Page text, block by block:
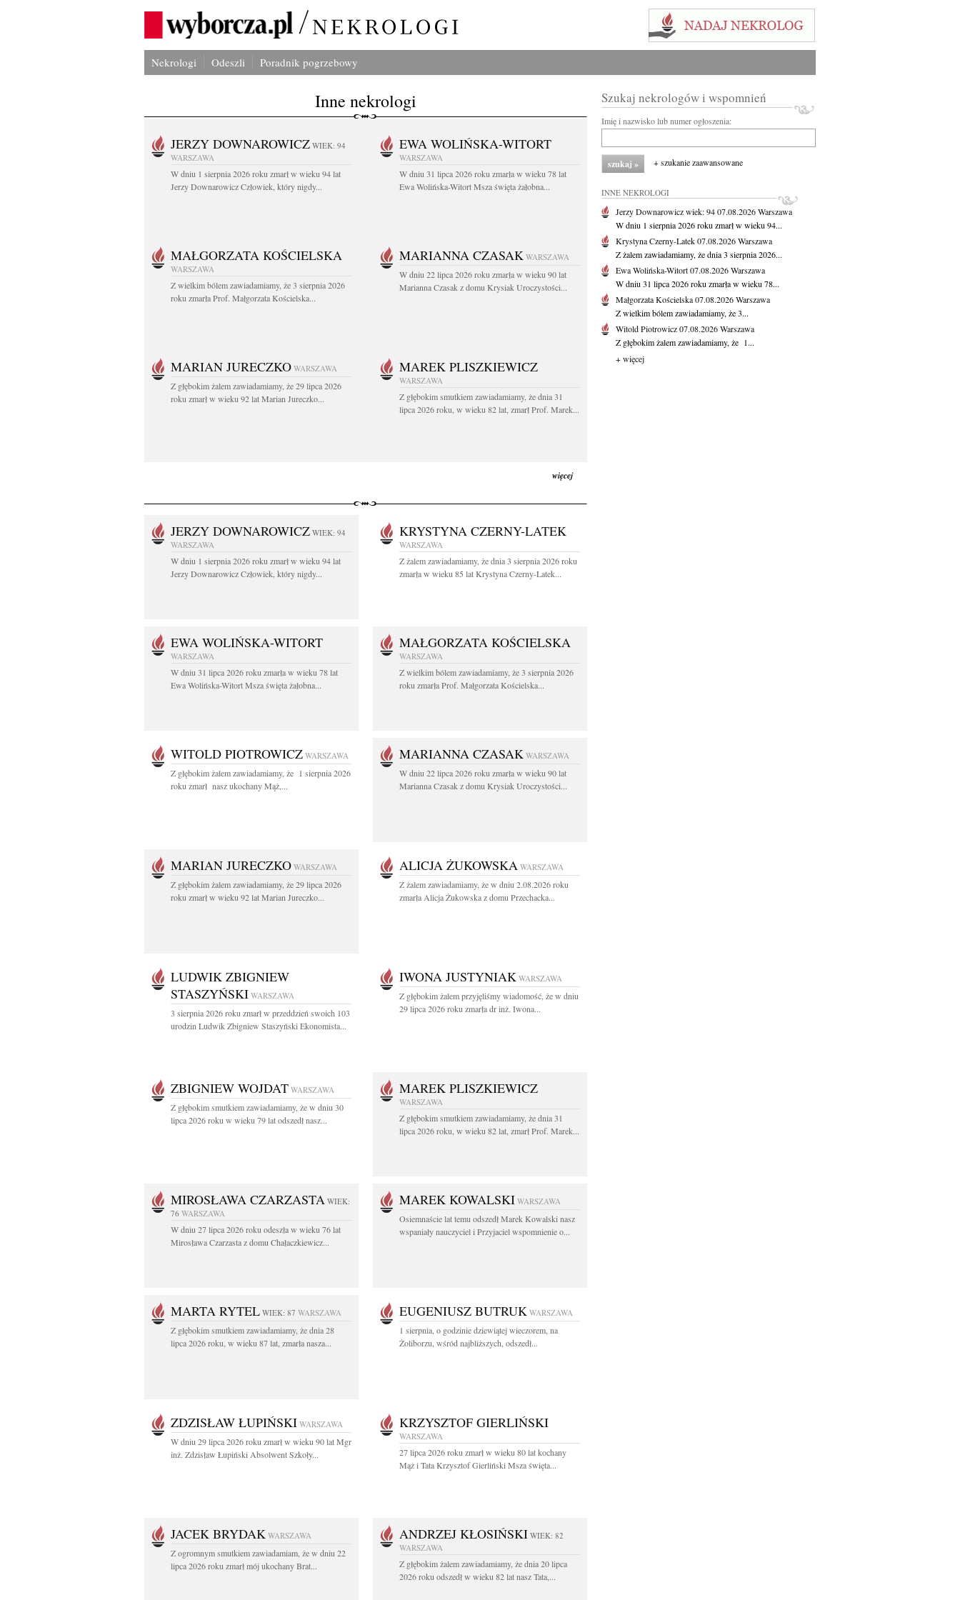
Nekrologi Odeszli Poradnik pogrzebowy
Inne nekrologi
JERZY DOWNAROWICZ WIEK: 94
WARSZAWA
W dniu 1 sierpnia 2026 roku zmarł w wieku 94 lat
Jerzy Downarowicz Człowiek, który nigdy...
EWA WOLIŃSKA-WITORT
WARSZAWA
W dniu 31 lipca 2026 roku zmarła w wieku 78 lat
Ewa Wolińska-Witort Msza święta żałobna...
MAŁGORZATA KOŚCIELSKA
WARSZAWA
Z wielkim bólem zawiadamiamy, że 3 sierpnia 2026
roku zmarła Prof. Małgorzata Kościelska...
MARIANNA CZASAK WARSZAWA
W dniu 22 lipca 2026 roku zmarła w wieku 90 lat
Marianna Czasak z domu Krysiak Uroczystości...
MARIAN JURECZKO WARSZAWA
Z głębokim żalem zawiadamiamy, że 29 lipca 2026
roku zmarł w wieku 92 lat Marian Jureczko...
MAREK PLISZKIEWICZ
WARSZAWA
Z głębokim smutkiem zawiadamiamy, że dnia 31
lipca 2026 roku, w wieku 82 lat, zmarł Prof. Marek...
więcej
JERZY DOWNAROWICZ WIEK: 94
WARSZAWA
W dniu 1 sierpnia 2026 roku zmarł w wieku 94 lat
Jerzy Downarowicz Człowiek, który nigdy...
KRYSTYNA CZERNY-LATEK
WARSZAWA
Z żalem zawiadamiamy, że dnia 3 sierpnia 2026 roku
zmarła w wieku 85 lat Krystyna Czerny-Latek...
EWA WOLIŃSKA-WITORT
WARSZAWA
W dniu 31 lipca 2026 roku zmarła w wieku 78 lat
Ewa Wolińska-Witort Msza święta żałobna...
MAŁGORZATA KOŚCIELSKA
WARSZAWA
Z wielkim bólem zawiadamiamy, że 3 sierpnia 2026
roku zmarła Prof. Małgorzata Kościelska...
WITOLD PIOTROWICZ WARSZAWA
Z głębokim żalem zawiadamiamy, że 1 sierpnia 2026
roku zmarł nasz ukochany Mąż,...
MARIANNA CZASAK WARSZAWA
W dniu 22 lipca 2026 roku zmarła w wieku 90 lat
Marianna Czasak z domu Krysiak Uroczystości...
MARIAN JURECZKO WARSZAWA
Z głębokim żalem zawiadamiamy, że 29 lipca 2026
roku zmarł w wieku 92 lat Marian Jureczko...
ALICJA ŻUKOWSKA WARSZAWA
Z żalem zawiadamiamy, że w dniu 2.08.2026 roku
zmarła Alicja Żukowska z domu Przechacka...
LUDWIK ZBIGNIEW
STASZYŃSKI WARSZAWA
3 sierpnia 2026 roku zmarł w przeddzień swoich 103
urodzin Ludwik Zbigniew Staszyński Ekonomista...
IWONA JUSTYNIAK WARSZAWA
Z głębokim żalem przyjęliśmy wiadomość, że w dniu
29 lipca 2026 roku zmarła dr inż. Iwona...
ZBIGNIEW WOJDAT WARSZAWA
Z głębokim smutkiem zawiadamiamy, że w dniu 30
lipca 2026 roku w wieku 79 lat odszedł nasz...
MAREK PLISZKIEWICZ
WARSZAWA
Z głębokim smutkiem zawiadamiamy, że dnia 31
lipca 2026 roku, w wieku 82 lat, zmarł Prof. Marek...
MIROSŁAWA CZARZASTA WIEK:
76 WARSZAWA
W dniu 27 lipca 2026 roku odeszła w wieku 76 lat
Mirosława Czarzasta z domu Chałaczkiewicz...
MAREK KOWALSKI WARSZAWA
Osiemnaście lat temu odszedł Marek Kowalski nasz
wspaniały nauczyciel i Przyjaciel wspomnienie o...
MARTA RYTEL WIEK: 87 WARSZAWA
Z głębokim smutkiem zawiadamiamy, że dnia 28
lipca 2026 roku, w wieku 87 lat, zmarła nasza...
EUGENIUSZ BUTRUK WARSZAWA
1 sierpnia, o godzinie dziewiątej wieczorem, na
Żoliborzu, wśród najbliższych, odszedł...
ZDZISŁAW ŁUPIŃSKI WARSZAWA
W dniu 29 lipca 2026 roku zmarł w wieku 90 lat Mgr
inż. Zdzisław Łupiński Absolwent Szkoły...
KRZYSZTOF GIERLIŃSKI
WARSZAWA
27 lipca 2026 roku zmarł w wieku 80 lat kochany
Mąż i Tata Krzysztof Gierliński Msza święta...
JACEK BRYDAK WARSZAWA
Z ogromnym smutkiem zawiadamiam, że w dniu 22
lipca 2026 roku zmarł mój ukochany Brat...
ANDRZEJ KŁOSIŃSKI WIEK: 82
WARSZAWA
Z głębokim żalem zawiadamiamy, że dnia 20 lipca
2026 roku odszedł w wieku 82 lat nasz Tata,...
Szukaj nekrologów i wspomnień
Imię i nazwisko lub numer ogłoszenia:
+ szukanie zaawansowane
INNE NEKROLOGI
Jerzy Downarowiczwiek: 9407.08.2026Warszawa
W dniu 1 sierpnia 2026 roku zmarł w wieku 94...
Krystyna Czerny-Latek07.08.2026Warszawa
Z żalem zawiadamiamy, że dnia 3 sierpnia 2026...
Ewa Wolińska-Witort07.08.2026Warszawa
W dniu 31 lipca 2026 roku zmarła w wieku 78...
Małgorzata Kościelska07.08.2026Warszawa
Z wielkim bólem zawiadamiamy, że 3...
Witold Piotrowicz07.08.2026Warszawa
Z głębokim żalem zawiadamiamy, że 1...
+ więcej